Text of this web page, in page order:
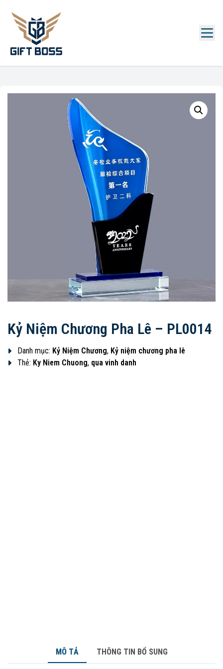
Kỷ Niệm Chương Pha Lê – PL0014
Danh mục: Kỷ Niệm Chương, Kỷ niệm chương pha lê
Thẻ: Ky Niem Chuong, qua vinh danh
MÔ TẢ THÔNG TIN BỔ SUNG